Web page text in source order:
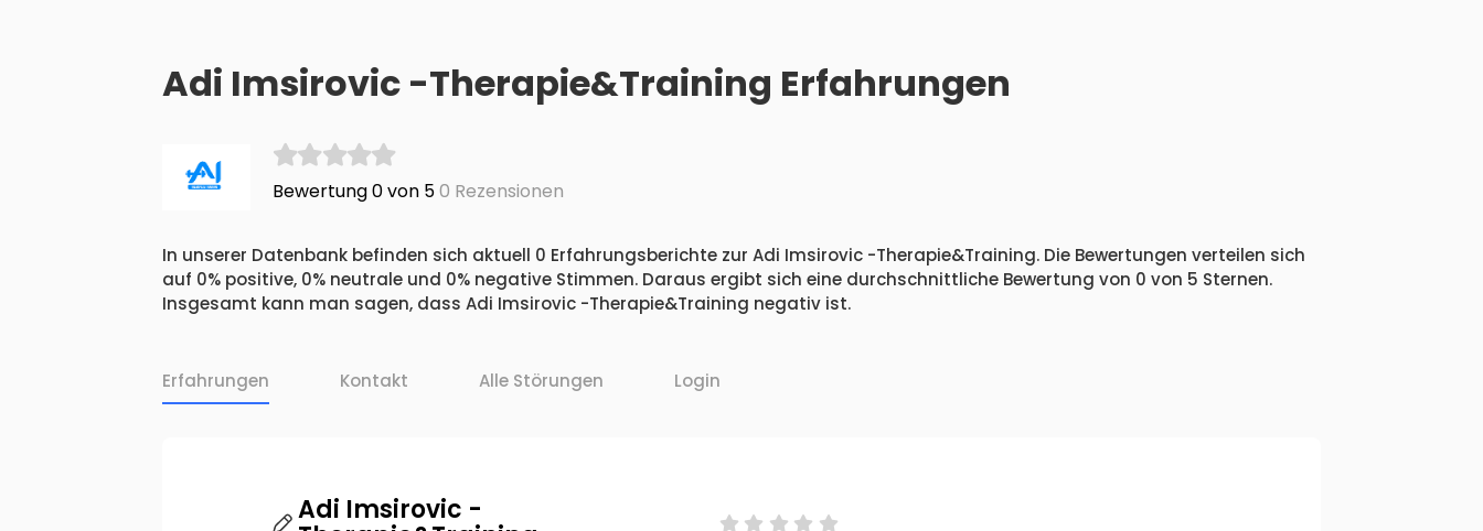
Adi Imsirovic -Therapie&Training Erfahrungen
Bewertung 0 von 50 Rezensionen
In unserer Datenbank befinden sich aktuell 0 Erfahrungsberichte zur Adi Imsirovic -Therapie&Training. Die Bewertungen verteilen sich
auf 0% positive, 0% neutrale und 0% negative Stimmen. Daraus ergibt sich eine durchschnittliche Bewertung von 0 von 5 Sternen.
Insgesamt kann man sagen, dass Adi Imsirovic -Therapie&Training negativ ist.
Erfahrungen Kontakt Alle Störungen Login
Adi Imsirovic -